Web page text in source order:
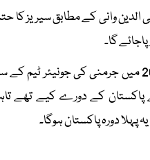
وانی کے مطابق سیریز کا
گا۔
واضح رہے کہ 2024 میں جرمنی کی جونیئر ٹیم
پاکستان کے دورے کیے تھے
پہلا دورہ پاکستان ہوگا۔